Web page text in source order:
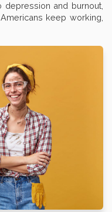
and burnout,
keep working,